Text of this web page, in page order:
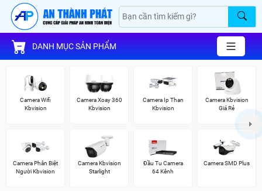
DANH MỤC SẢN PHẨM
Camera Wifi
Kbvision
Camera Xoay 360
Kbvision
Camera Ip Than
Kbvision
Camera Kbvision
Giá Rẻ
Camera Phân Biệt
Người Kbvision
Camera Kbvision
Starlight
Đầu Tu Camera
64 Kênh
Camera SMD Plus